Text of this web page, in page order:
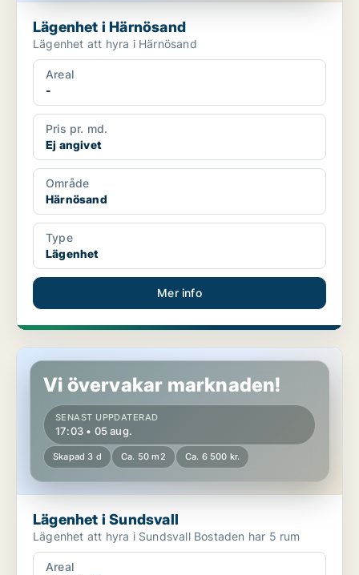
Lägenhet i Härnösand
Lägenhet att hyra i Härnösand
Areal
-
Pris pr. md.
Ej angivet
Område
Härnösand
Type
Lägenhet
Mer info
Lägenhet i Sundsvall
Vi övervakar marknaden!
SENAST UPPDATERAD
17:03 • 05 aug.
Skapad 3 d Ca. 50 m2 Ca. 6 500 kr.
Lägenhet i Sundsvall
Lägenhet att hyra i Sundsvall Bostaden har 5 rum
Areal